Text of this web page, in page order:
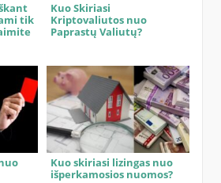
tik
Kuo Skiriasi
Kriptovaliutos nuo
Paprastų Valiutų?
Kuo skiriasi lizingas nuo
išperkamosios nuomos?